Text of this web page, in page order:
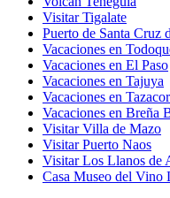
Visitar Tigalate
Puerto de Santa Cruz
Vacaciones en
Vacaciones en El Paso
Vacaciones en Tajuya
Vacaciones en
Vacaciones en Breña
Visitar Villa de Mazo
Visitar Puerto Naos
Visitar Los Llanos de
Casa Museo del Vino